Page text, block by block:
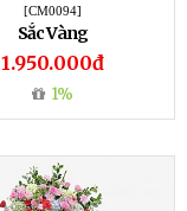
[CM0094]
Sắc Vàng
1.950.000đ
1%